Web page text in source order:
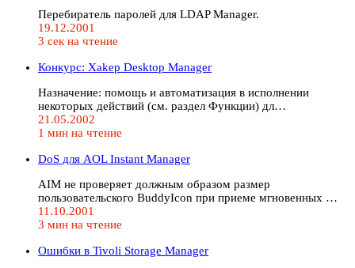
Перебиратель паролей для LDAP Manager.
19.12.2001
3 сек на чтение
Конкурс: Xakep Desktop Manager
Назначение: помощь и автоматизация в исполнении
некоторых действий (см. раздел Функции) дл…
21.05.2002
1 мин на чтение
DoS для AOL Instant Manager
AIM не проверяет должным образом размер
пользовательского BuddyIcon при приеме мгновенных …
11.10.2001
3 мин на чтение
Ошибки в Tivoli Storage Manager